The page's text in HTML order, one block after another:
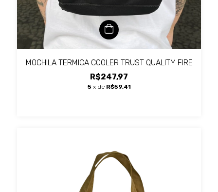
MOCHILA TERMICA COOLER TRUST QUALITY FIRE
R$247,97
5 x de R$59,41